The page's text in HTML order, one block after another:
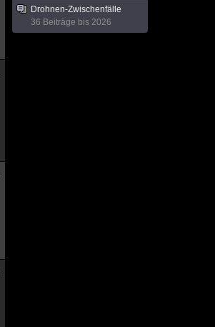
Drohnen-Zwischenfälle
36 Beiträge bis 2026